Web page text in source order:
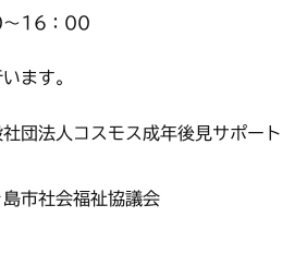
16：00
ます。
団法人コスモス成年後見サポート
市社会福祉協議会